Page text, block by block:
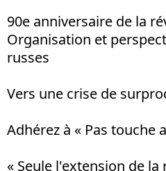
90e anniversaire de la
Organisation et
russes
Vers une crise de
Adhérez à « Pas touche
« Seule l'extension de